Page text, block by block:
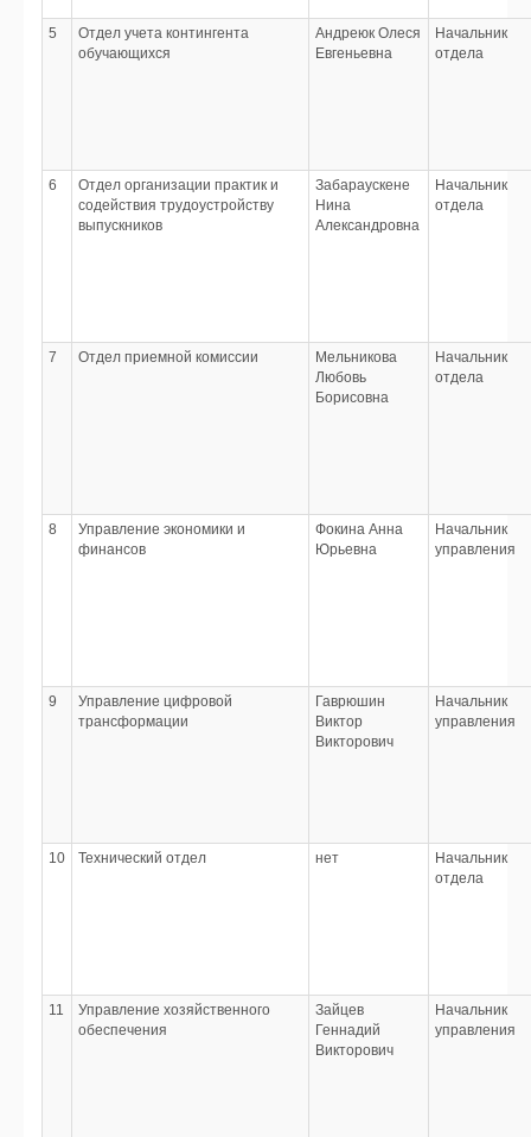
5
Отдел учета контингента
обучающихся
Андреюк Олеся
Евгеньевна
Начальник
отдела
6
Отдел организации практик и
содействия трудоустройству
выпускников
Забараускене
Нина
Александровна
Начальник
отдела
7 Отдел приемной комиссии
Мельникова
Любовь
Борисовна
Начальник
отдела
8
Управление экономики и
финансов
Фокина Анна
Юрьевна
Начальник
управления
9
Управление цифровой
трансформации
Гаврюшин
Виктор
Викторович
Начальник
управления
10 Технический отдел нет
Начальник
отдела
11
Управление хозяйственного
обеспечения
Зайцев
Геннадий
Викторович
Начальник
управления